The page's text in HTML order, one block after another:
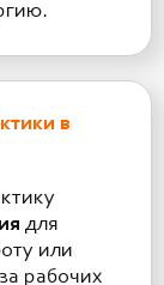
в
для
или
рабочих